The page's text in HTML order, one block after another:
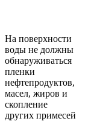
На поверхности
воды не должны
обнаруживаться
пленки
нефтепродуктов,
масел, жиров и
скопление
других примесей